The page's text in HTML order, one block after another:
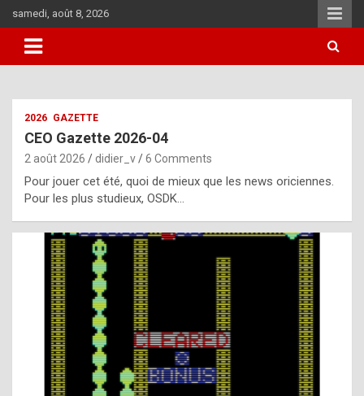
to
content
samedi, août 8, 2026
i
u
l
y
d
i
2026 GAZETTE
CEO Gazette 2026-04
2 août 2026 didier_v 6 Comments
Pour jouer cet été, quoi de mieux que les news oriciennes.
Pour les plus studieux, OSDK…